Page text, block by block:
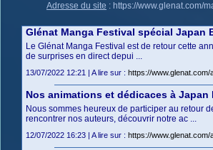
Adresse du site : https://www.glenat.com/
Glénat Manga Festival spécial Japan
Le Glénat Manga Festival est de retour cette
de surprises en direct depui ...
13/07/2022 12:21 | A lire sur : https://
Nos animations et dédicaces à Japan
Nous sommes heureux de participer au retour
rencontrer nos auteurs, découvrir notre ac ...
12/07/2022 16:23 | A lire sur : https://